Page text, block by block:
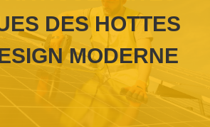
DES HOTTES
MODERNE